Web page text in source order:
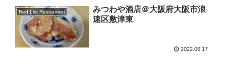
Red List Restaurant
みつわや酒店＠大阪府大阪市浪
速区敷津東
2022.06.17